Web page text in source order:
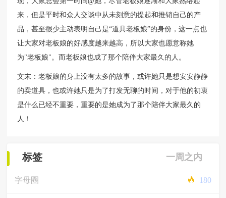
来，但是平时和众人交谈中从未刻意的提起和推销自己的产
品，甚至很少主动表明自己是“道具老板娘”的身份，这一点也
让大家对老板娘的好感度越来越高，所以大家也愿意称她
为"老板娘"。而老板娘也成了那个陪伴大家最久的人。
文末：老板娘的身上没有太多的故事，或许她只是想安安静静
的卖道具，也或许她只是为了打发无聊的时间，对于他的初衷
是什么已经不重要，重要的是她成为了那个陪伴大家最久的
人！
标签 一周之内
字母圈 180